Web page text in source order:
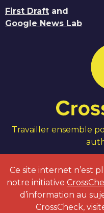
First Draft and
Google News Lab
Travailler ensemble
Ce site internet n’est
notre initiative
d’information au
CrossCheck,